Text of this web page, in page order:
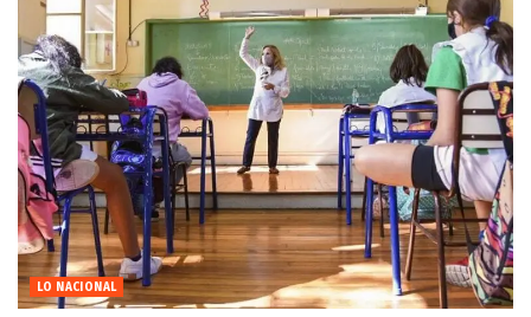
LO NACIONAL